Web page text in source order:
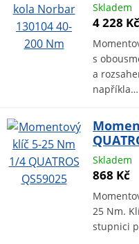
Skladem
4 228 Kč
s
a
napříkla…
Skladem
868 Kč
25 Nm.
stupnici